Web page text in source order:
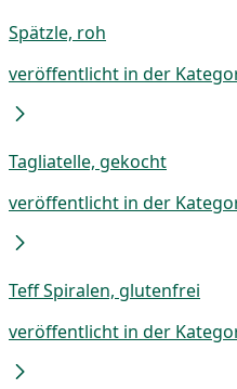
Spätzle, roh
veröffentlicht in der
Tagliatelle, gekocht
veröffentlicht in der
Teff Spiralen, glutenfrei
veröffentlicht in der